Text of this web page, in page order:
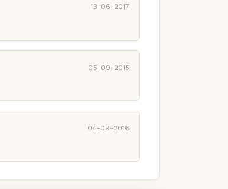
13-06-2017
05-09-2015
04-09-2016